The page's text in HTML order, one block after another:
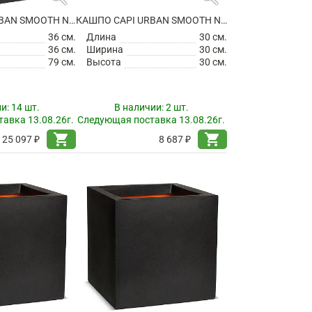
КАШПО CAPI URBAN SMOOTH NL PLANTER RECTANGLE BLACK
36 см.
36 см.
79 см.
14 шт.
13.08.26г.
25 097 ₽
shopping_cart
КАШПО CAPI URBAN SMOOTH NL POT SQUARE BEIGE
Длина
30 см.
Ширина
30 см.
Высота
30 см.
В наличии:2 шт.
Следующая поставка 13.08.26г.
8 687 ₽
shopping_cart